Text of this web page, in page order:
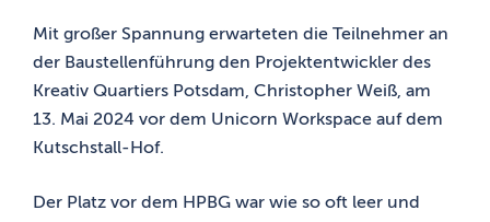
Mit großer Spannung erwarteten die Teilnehmer an
der Baustellenführung den Projektentwickler des
Kreativ Quartiers Potsdam, Christopher Weiß, am
13. Mai 2024 vor dem Unicorn Workspace auf dem
Kutschstall-Hof.
Der Platz vor dem HPBG war wie so oft leer und